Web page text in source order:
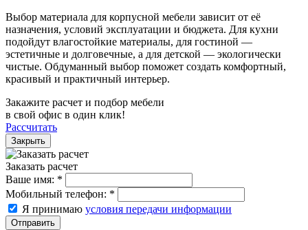
Выбор материала для корпусной мебели зависит от её
назначения, условий эксплуатации и бюджета. Для кухни
подойдут влагостойкие материалы, для гостиной —
эстетичные и долговечные, а для детской — экологически
чистые. Обдуманный выбор поможет создать комфортный,
красивый и практичный интерьер.
Закажите расчет и подбор мебели
в свой офис в один клик!
Рассчитать
Закрыть
Заказать расчет
Ваше имя: *
Мобильный телефон: *
Я принимаю условия передачи информации
Отправить